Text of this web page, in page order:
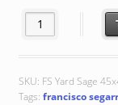
Yard Sage 45x45
SKU: FS Yard Sage
Tags: francisco